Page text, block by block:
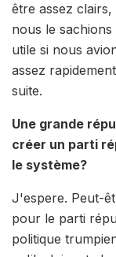
être assez
nous le
utile si nous
assez
suite.
Une grande
créer un parti
le système?
J'espere. Peut-
pour le parti
politique